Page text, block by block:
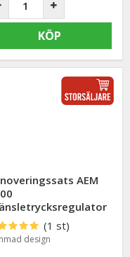
KÖP
AEM
(1 st)
design